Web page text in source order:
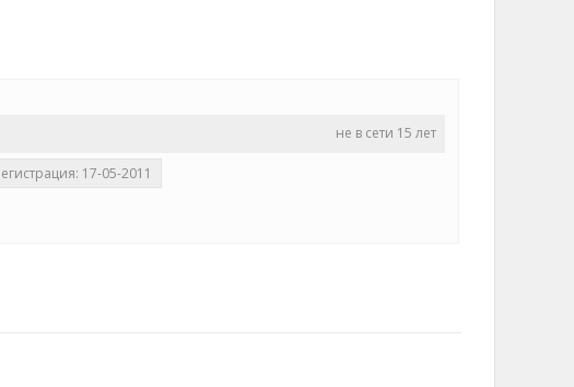
не в сети 15 лет
17-05-2011